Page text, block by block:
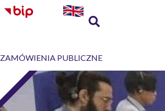
ZAMÓWIENIA PUBLICZNE